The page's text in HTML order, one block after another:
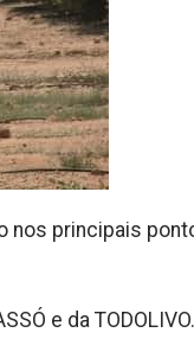
nos principais
e da TODOLIVO.